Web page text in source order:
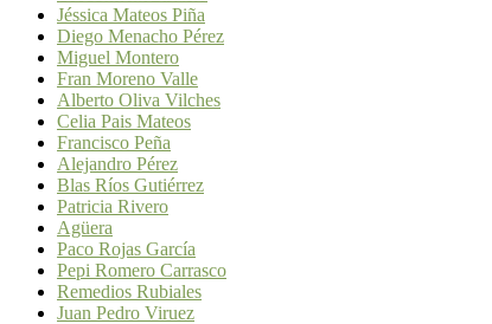
Jéssica Mateos Piña
Diego Menacho Pérez
Miguel Montero
Fran Moreno Valle
Alberto Oliva Vilches
Celia Pais Mateos
Francisco Peña
Alejandro Pérez
Blas Ríos Gutiérrez
Patricia Rivero
Agüera
Paco Rojas García
Pepi Romero Carrasco
Remedios Rubiales
Juan Pedro Viruez